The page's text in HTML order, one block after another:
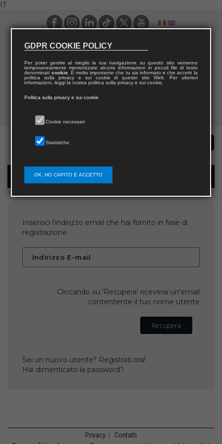
IT
Recupera username
Inserisci l'indirizzo email che hai fornito in fase di
registrazione
Indirizzo E-mail
Cliccando su 'Recupera' riceverai un'email
contentente il tuo nome utente
Recupera
Sei un nuovo utente? Registrati ora!
Hai dimenticato la password?
Privacy Contatti
GDPR COOKIE POLICY
Per poter gestire al meglio la tua navigazione su questo sito verranno
temporaneamente memorizzate alcune informazioni in piccoli file di testo
denominati cookie. È molto importante che tu sia informato e che accetti la
politica sulla privacy e sui cookie di questo sito Web. Per ulteriori
informazioni, leggi la nostra politica sulla privacy e sui cookie.
Politica sulla privacy e sui cookie
Cookie necessari
Statistiche
OK, HO CAPITO E ACCETTO